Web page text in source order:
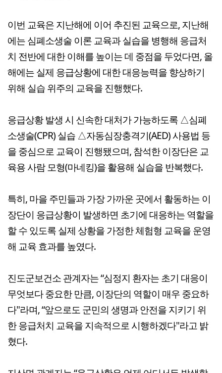
이번 교육은 지난해에 이어 추진된 교육으로, 지난해
에는 심폐소생술 이론 교육과 실습을 병행해 응급처
치 전반에 대한 이해를 높이는 데 중점을 두었다면, 올
해에는 실제 응급상황에 대한 대응능력을 향상하기
위해 실습 위주의 교육을 진행했다.
응급상황 발생 시 신속한 대처가 가능하도록 △심폐
소생술(CPR) 실습 △자동심장충격기(AED) 사용법 등
을 중심으로 교육이 진행됐으며, 참석한 이장단은 교
육용 사람 모형(마네킹)을 활용해 실습을 반복했다.
특히, 마을 주민들과 가장 가까운 곳에서 활동하는 이
장단이 응급상황이 발생하면 초기에 대응하는 역할을
할 수 있도록 실제 상황을 가정한 체험형 교육을 운영
해 교육 효과를 높였다.
진도군보건소 관계자는 “심정지 환자는 초기 대응이
무엇보다 중요한 만큼, 이장단의 역할이 매우 중요하
다"라며, “앞으로도 군민의 생명과 안전을 지키기 위
한 응급처치 교육을 지속적으로 시행하겠다"라고 밝
혔다.